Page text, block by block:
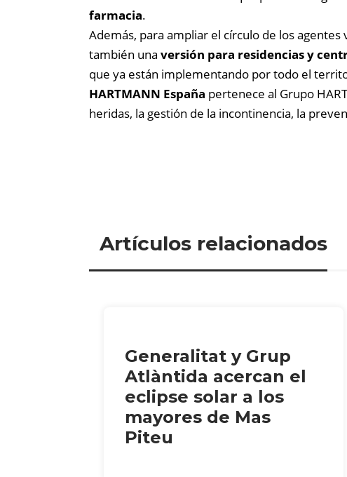
farmacia.
Además, para ampliar el círculo de los
también una versión para residencias y
que ya están implementando por todo el
HARTMANN España pertenece al Grupo
heridas, la gestión de la incontinencia, la
Artículos relacionados
Generalitat y Grup
Atlàntida acercan el
eclipse solar a los
mayores de Mas
Piteu